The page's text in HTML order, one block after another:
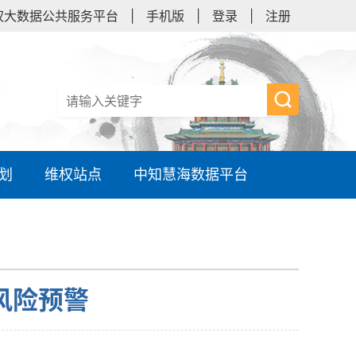
数据公共服务平台 手机版 登录 注册
维权站点 中知慧海数据平台
险预警